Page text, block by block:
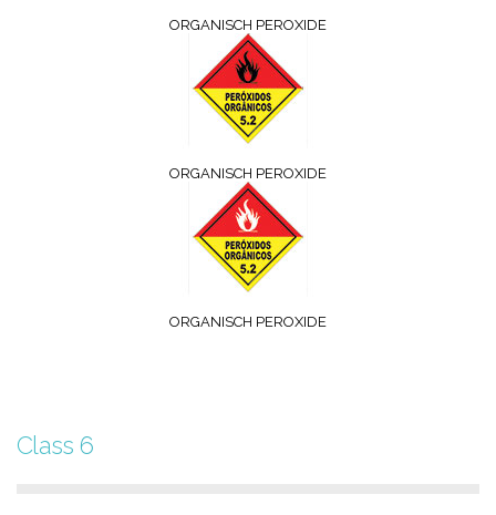
ORGANISCH PEROXIDE
ORGANISCH PEROXIDE
ORGANISCH PEROXIDE
Class 6